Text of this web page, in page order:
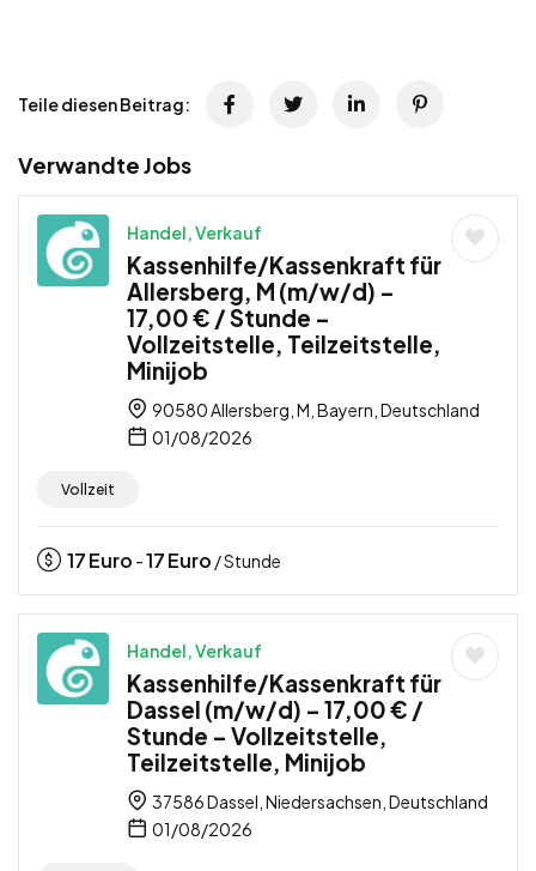
Teile diesen Beitrag:
Verwandte Jobs
Handel, Verkauf
Kassenhilfe/Kassenkraft für
Allersberg, M (m/w/d) –
17,00 € / Stunde –
Vollzeitstelle, Teilzeitstelle,
Minijob
90580 Allersberg, M, Bayern, Deutschland
01/08/2026
Vollzeit
17Euro -17Euro / Stunde
Handel, Verkauf
Kassenhilfe/Kassenkraft für
Dassel (m/w/d) – 17,00 € /
Stunde – Vollzeitstelle,
Teilzeitstelle, Minijob
37586 Dassel, Niedersachsen, Deutschland
01/08/2026